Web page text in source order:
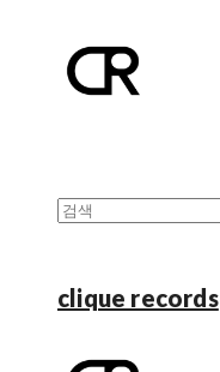
clique records